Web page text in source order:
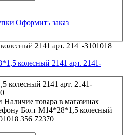
Оформить заказ
колесный 2141 арт. 2141-
Наличие товара в магазинах
Болт М14*28*1,5 колесный
356-72370